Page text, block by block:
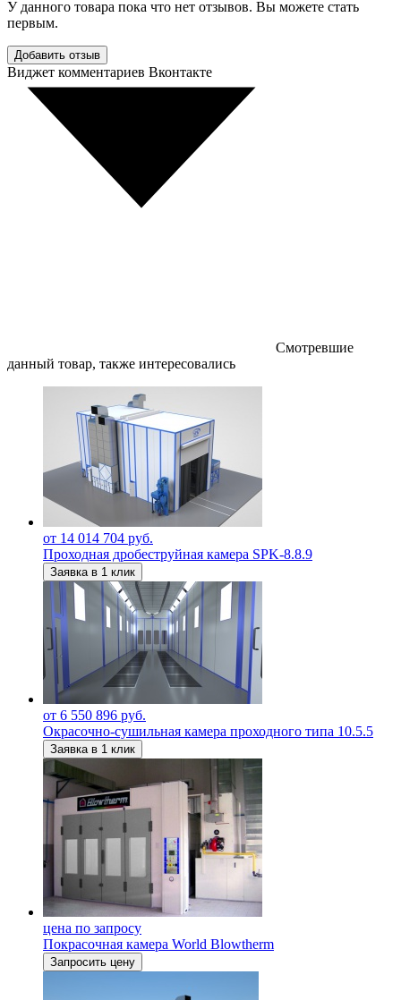
У данного товара пока что нет отзывов. Вы можете стать
первым.
Добавить отзыв
Виджет комментариев Вконтакте
Смотревшие
данный товар, также интересовались
от 14 014 704 руб.
Проходная дробеструйная камера SPK-8.8.9
Заявка в 1 клик
от 6 550 896 руб.
Окрасочно-сушильная камера проходного типа 10.5.5
Заявка в 1 клик
цена по запросу
Покрасочная камера World Blowtherm
Запросить цену